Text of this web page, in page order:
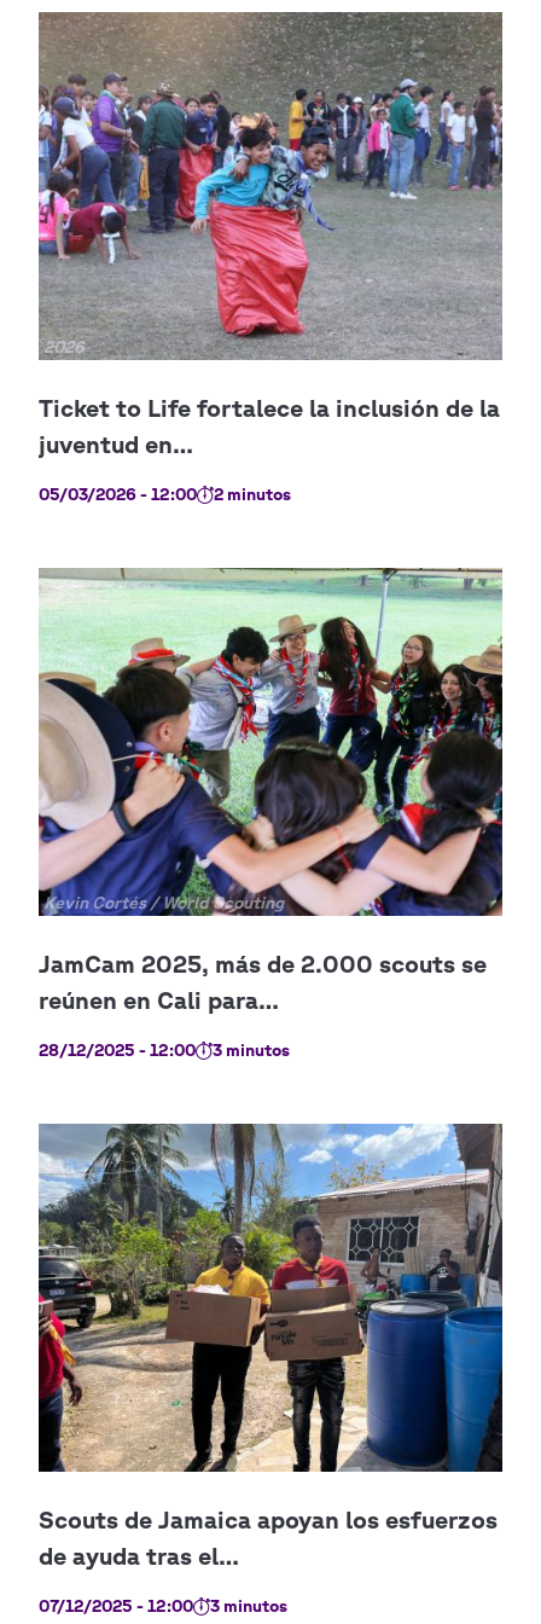
Copyright
2026
05/03/2026 - 12:00 2 minutos
Copyright
Kevin Cortés / World Scouting
28/12/2025 - 12:00 3 minutos
07/12/2025 - 12:00 3 minutos